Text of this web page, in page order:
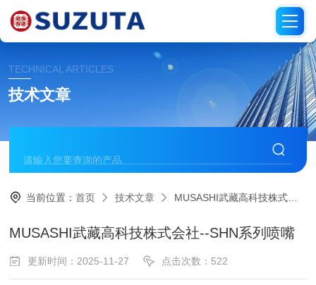
TECHNICAL ARTICLES
技术文章
当前位置：首页 技术文章 MUSASHI武藏高科技株式会社--SHN系列喷嘴
MUSASHI武藏高科技株式会社--SHN系列喷嘴
更新时间：2025-11-27 点击次数：522